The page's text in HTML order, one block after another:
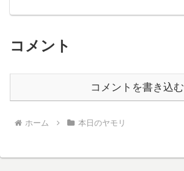
コメント
コメントを書き込む
ホーム 本日のヤモリ